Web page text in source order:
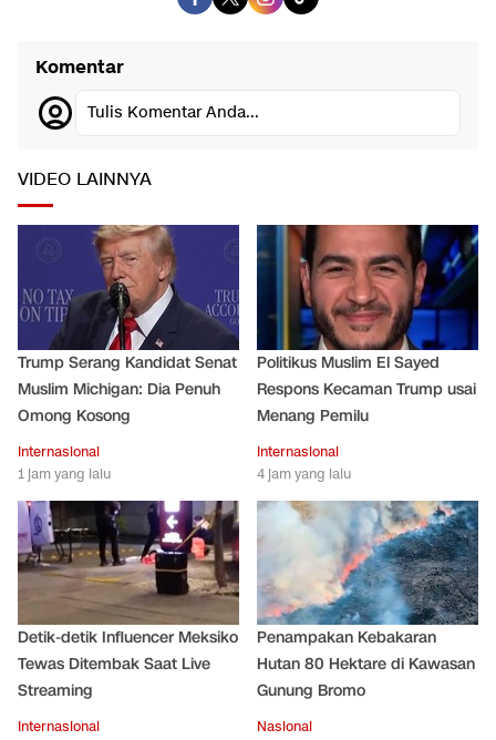
Komentar
Tulis Komentar Anda...
VIDEO LAINNYA
Trump Serang Kandidat Senat
Muslim Michigan: Dia Penuh
Omong Kosong
Internasional
1 jam yang lalu
Politikus Muslim El Sayed
Respons Kecaman Trump usai
Menang Pemilu
Internasional
4 jam yang lalu
Detik-detik Influencer Meksiko
Tewas Ditembak Saat Live
Streaming
Internasional
Penampakan Kebakaran
Hutan 80 Hektare di Kawasan
Gunung Bromo
Nasional